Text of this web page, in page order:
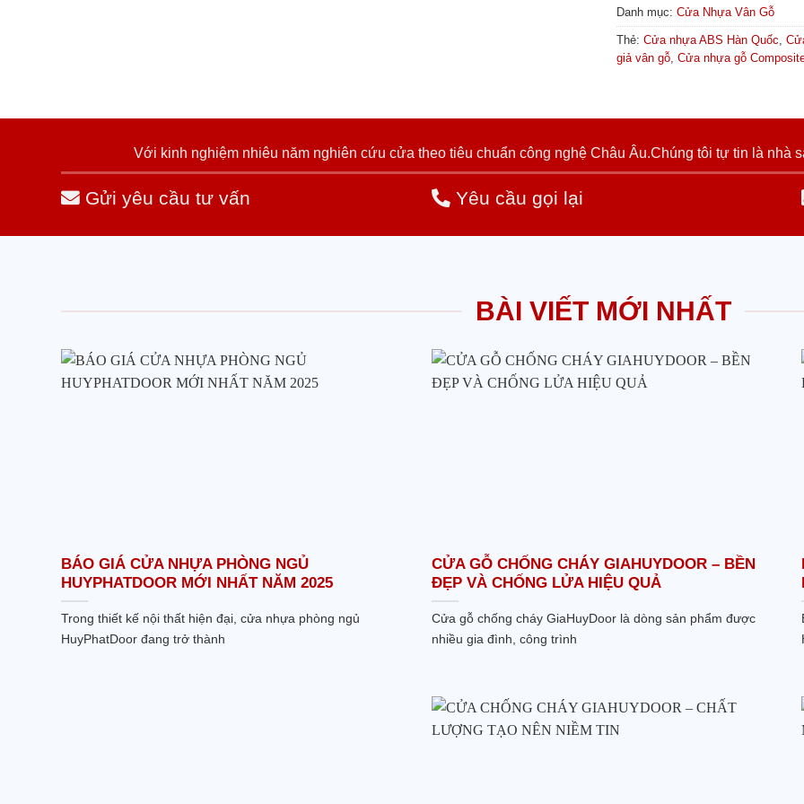
Danh mục: Cửa Nhựa Vân Gỗ
Thẻ: Cửa nhựa ABS Hàn Quốc
giả vân gỗ Cửa nhựa gỗ
Với kinh nghiệm nhiêu năm nghiên cứu cửa theo tiêu chuẩn công nghệ Châu Âu.Chúng tôi tự tin là nhà
Gửi yêu cầu tư vấn Yêu cầu gọi lại
BÀI VIẾT MỚI NHẤT
BÁO GIÁ CỬA NHỰA PHÒNG NGỦ
HUYPHATDOOR MỚI NHẤT NĂM 2025
Trong thiết kế nội thất hiện đại, cửa nhựa phòng ngủ
HuyPhatDoor đang trở thành
CỬA GỖ CHỐNG CHÁY GIAHUYDOOR – BỀN
ĐẸP VÀ CHỐNG LỬA HIỆU QUẢ
Cửa gỗ chống cháy GiaHuyDoor là dòng sản phẩm được
nhiều gia đình, công trình